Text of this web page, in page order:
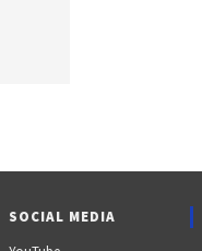
SOCIAL MEDIA